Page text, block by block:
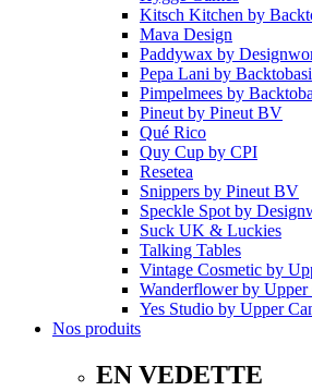
Kitsch Kitchen by
Mava Design
Paddywax by
Pepa Lani by
Pimpelmees by
Pineutby Pineut BV
Qué Rico
Quy Cup by CPI
Resetea
Snippers by Pineut BV
Speckle Spotby
Suck UK & Luckies
Talking Tables
Vintage Cosmetic by
Wanderflowerby Upper
Yes Studio by Upper
Nos produits
EN VEDETTE